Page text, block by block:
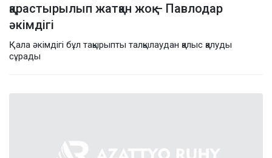
қарастырылып жатқан жоқ – Павлодар
әкімдігі
Қала әкімдігі бұл тақырыпты талқылаудан қалыс қалуды
сұрады